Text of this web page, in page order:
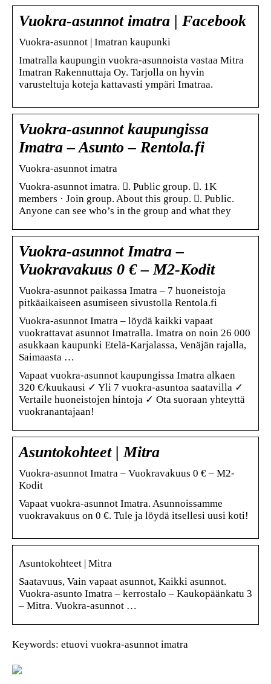
Vuokra-asunnot imatra | Facebook
Vuokra-asunnot | Imatran kaupunki
Imatralla kaupungin vuokra-asunnoista vastaa Mitra
Imatran Rakennuttaja Oy. Tarjolla on hyvin
varusteltuja koteja kattavasti ympäri Imatraa.
Vuokra-asunnot kaupungissa
Imatra – Asunto – Rentola.fi
Vuokra-asunnot imatra
Vuokra-asunnot imatra. 󱙺. Public group. 󰞋. 1K
members · Join group. About this group. 󰟠. Public.
Anyone can see who’s in the group and what they
Vuokra-asunnot Imatra –
Vuokravakuus 0 € – M2-Kodit
Vuokra-asunnot paikassa Imatra – 7 huoneistoja
pitkäaikaiseen asumiseen sivustolla Rentola.fi
Vuokra-asunnot Imatra – löydä kaikki vapaat
vuokrattavat asunnot Imatralla. Imatra on noin 26 000
asukkaan kaupunki Etelä-Karjalassa, Venäjän rajalla,
Saimaasta …
Vapaat vuokra-asunnot kaupungissa Imatra alkaen
320 €/kuukausi ✓ Yli 7 vuokra-asuntoa saatavilla ✓
Vertaile huoneistojen hintoja ✓ Ota suoraan yhteyttä
vuokranantajaan!
Asuntokohteet | Mitra
Vuokra-asunnot Imatra – Vuokravakuus 0 € – M2-
Kodit
Vapaat vuokra-asunnot Imatra. Asunnoissamme
vuokravakuus on 0 €. Tule ja löydä itsellesi uusi koti!
Asuntokohteet | Mitra
Saatavuus, Vain vapaat asunnot, Kaikki asunnot.
Vuokra-asunto Imatra – kerrostalo – Kaukopäänkatu 3
– Mitra. Vuokra-asunnot …
Keywords: etuovi vuokra-asunnot imatra